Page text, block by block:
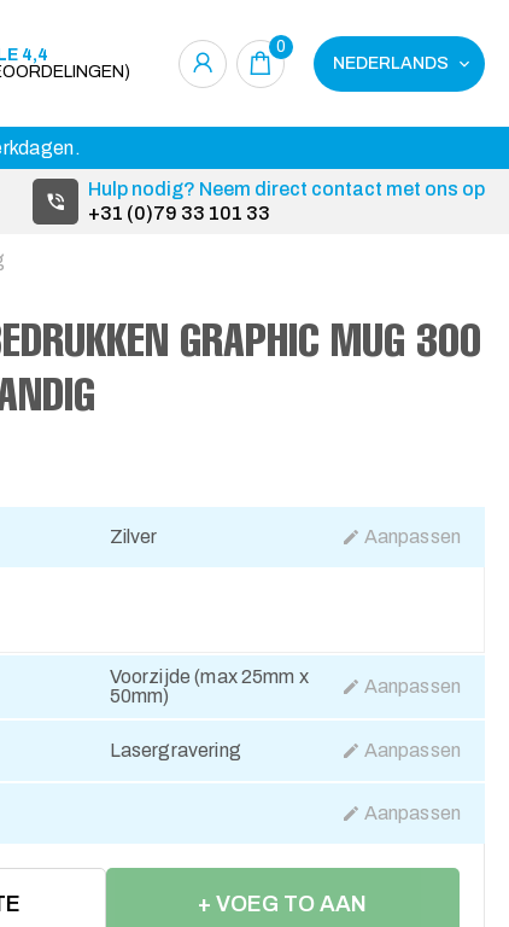
4,4
0
NEDERLANDS
Hulp nodig? Neem direct contact met ons op
+31 (0)79 33 101 33
GRAPHIC MUG 300
Zilver Aanpassen
Voorzijde (max 25mm x
50mm)
Aanpassen
Lasergravering Aanpassen
Aanpassen
+ VOEG TO AAN